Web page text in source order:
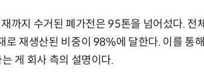
까지 수거된 폐가전은 95톤을 넘어섰다. 전체
로 재생산된 비중이 98%에 달한다. 이를 통해
게 회사 측의 설명이다.